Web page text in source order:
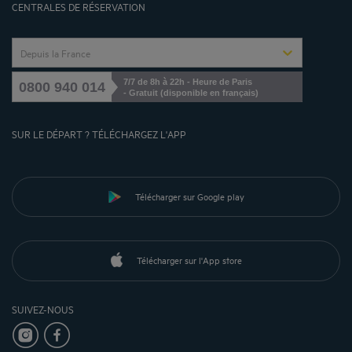
CENTRALES DE RÉSERVATION
Depuis la France
0800 940 014
7/7 de 8h à 22h - Heure de Paris
- Gratuit (disponible en français)
SUR LE DÉPART ? TÉLÉCHARGEZ L'APP
Télécharger sur Google play
Télécharger sur l'App store
SUIVEZ-NOUS